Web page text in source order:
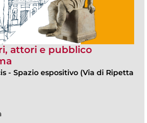
attori e pubblico
- Spazio espositivo (Via di Ripetta